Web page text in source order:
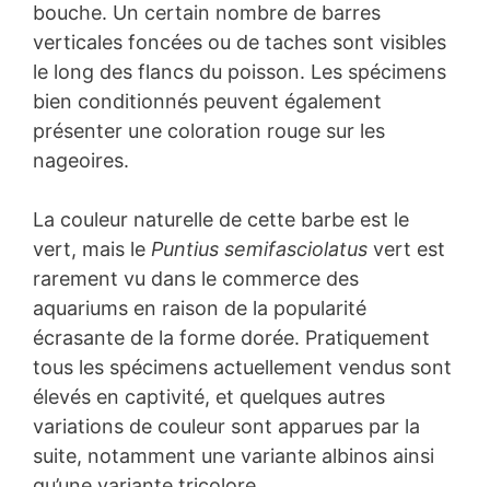
bouche. Un certain nombre de barres
verticales foncées ou de taches sont visibles
le long des flancs du poisson. Les spécimens
bien conditionnés peuvent également
présenter une coloration rouge sur les
nageoires.
La couleur naturelle de cette barbe est le
vert, mais le Puntius semifasciolatus vert est
rarement vu dans le commerce des
aquariums en raison de la popularité
écrasante de la forme dorée. Pratiquement
tous les spécimens actuellement vendus sont
élevés en captivité, et quelques autres
variations de couleur sont apparues par la
suite, notamment une variante albinos ainsi